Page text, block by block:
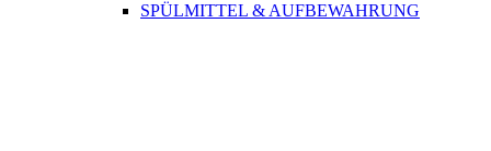
SPÜLMITTEL & AUFBEWAHRUNG